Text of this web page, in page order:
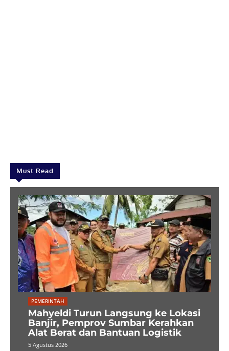
Must Read
PEMERINTAH
Mahyeldi Turun Langsung ke Lokasi
Banjir, Pemprov Sumbar Kerahkan
Alat Berat dan Bantuan Logistik
5 Agustus 2026